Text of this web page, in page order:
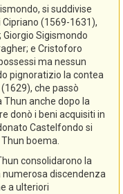
si suddivise
(1569-1631),
Sigismondo
e Cristoforo
ma nessun
pignoratizio la contea
che passò
Thun anche dopo la
donò i beni acquisiti in
Castelfondo si
boema.
consolidarono la
discendenza
a ulteriori